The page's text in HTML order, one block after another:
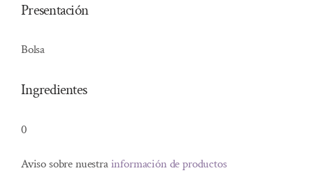
Presentación
Bolsa
Ingredientes
0
Aviso sobre nuestrainformación de productos